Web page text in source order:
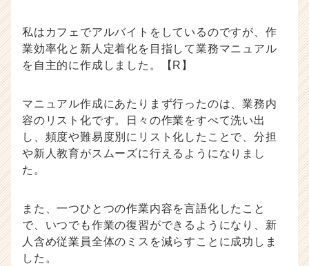
私はカフェでアルバイトをしているのですが、作
業効率化と新人定着化を目指して業務マニュアル
を自主的に作成しました。【R】
マニュアル作成にあたりまず行ったのは、業務内
容のリスト化です。日々の作業をすべて洗い出
し、頻度や難易度別にリスト化したことで、分担
や新人教育がスムーズに行えるようになりまし
た。
また、一つひとつの作業内容を言語化したこと
で、いつでも作業の復習ができるようになり、新
人含め従業員全体のミスを減らすことに成功しま
した。